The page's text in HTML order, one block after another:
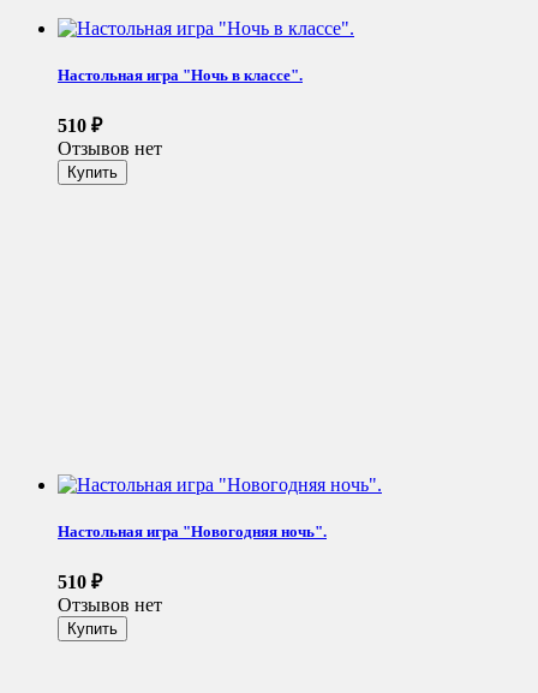
Настольная игра "Ночь в классе".
510 ₽
Отзывов нет
Настольная игра "Новогодняя ночь".
510 ₽
Отзывов нет